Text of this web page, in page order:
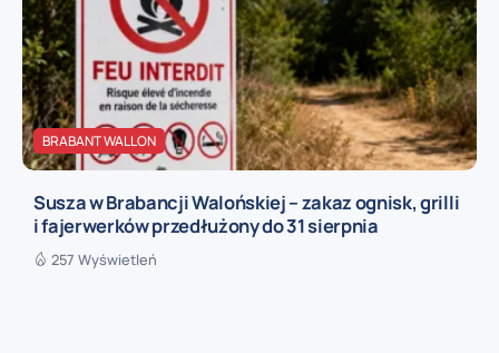
BRABANT WALLON
Susza w Brabancji Walońskiej – zakaz ognisk, grilli
i fajerwerków przedłużony do 31 sierpnia
257 Wyświetleń